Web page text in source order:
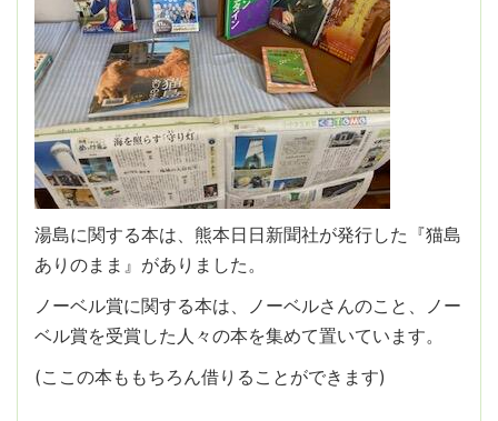
湯島に関する本は、熊本日日新聞社が発行した『猫島
ありのまま』がありました。
ノーベル賞に関する本は、ノーベルさんのこと、ノー
ベル賞を受賞した人々の本を集めて置いています。
(ここの本ももちろん借りることができます)